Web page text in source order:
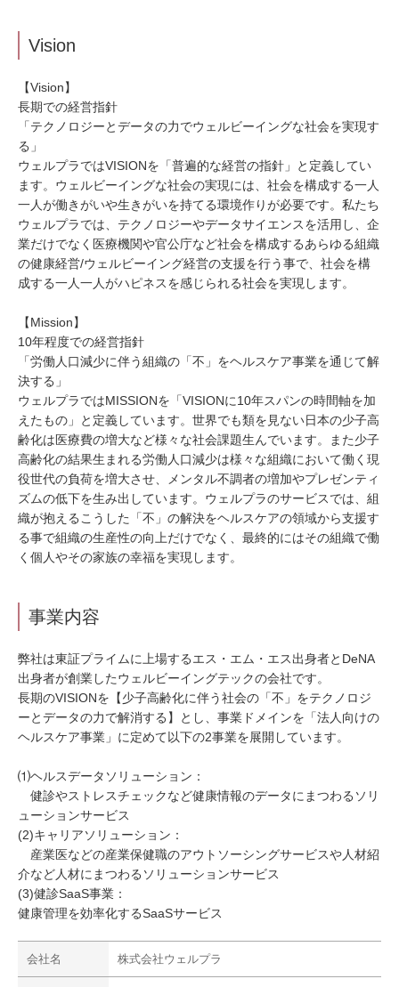
Vision
【Vision】
長期での経営指針
「テクノロジーとデータの力でウェルビーイングな社会を実現す
る」
ウェルプラではVISIONを「普遍的な経営の指針」と定義してい
ます。ウェルビーイングな社会の実現には、社会を構成する一人
一人が働きがいや生きがいを持てる環境作りが必要です。私たち
ウェルプラでは、テクノロジーやデータサイエンスを活用し、企
業だけでなく医療機関や官公庁など社会を構成するあらゆる組織
の健康経営/ウェルビーイング経営の支援を行う事で、社会を構
成する一人一人がハピネスを感じられる社会を実現します。
【Mission】
10年程度での経営指針
「労働人口減少に伴う組織の「不」をヘルスケア事業を通じて解
決する」
ウェルプラではMISSIONを「VISIONに10年スパンの時間軸を加
えたもの」と定義しています。世界でも類を見ない日本の少子高
齢化は医療費の増大など様々な社会課題生んでいます。また少子
高齢化の結果生まれる労働人口減少は様々な組織において働く現
役世代の負荷を増大させ、メンタル不調者の増加やプレゼンティ
ズムの低下を生み出しています。ウェルプラのサービスでは、組
織が抱えるこうした「不」の解決をヘルスケアの領域から支援す
る事で組織の生産性の向上だけでなく、最終的にはその組織で働
く個人やその家族の幸福を実現します。
事業内容
弊社は東証プライムに上場するエス・エム・エス出身者とDeNA
出身者が創業したウェルビーイングテックの会社です。
長期のVISIONを【少子高齢化に伴う社会の「不」をテクノロジ
ーとデータの力で解消する】とし、事業ドメインを「法人向けの
ヘルスケア事業」に定めて以下の2事業を展開しています。
⑴ヘルスデータソリューション：
健診やストレスチェックなど健康情報のデータにまつわるソリ
ューションサービス
(2)キャリアソリューション：
産業医などの産業保健職のアウトソーシングサービスや人材紹
介など人材にまつわるソリューションサービス
(3)健診SaaS事業：
健康管理を効率化するSaaSサービス
会社名 株式会社ウェルプラ